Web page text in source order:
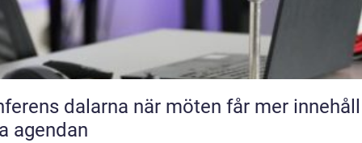
dalarna när möten får mer innehåll än
agendan